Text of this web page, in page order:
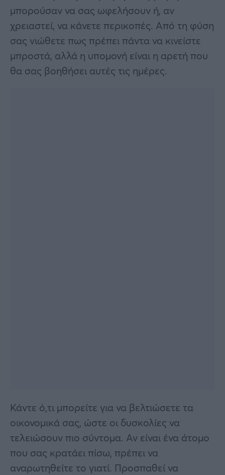
μπορούσαν να σας ωφελήσουν ή, αν
χρειαστεί, να κάνετε περικοπές. Από τη φύση
σας νιώθετε πως πρέπει πάντα να κινείστε
μπροστά, αλλά η υπομονή είναι η αρετή που
θα σας βοηθήσει αυτές τις ημέρες.
Κάντε ό,τι μπορείτε για να βελτιώσετε τα
οικονομικά σας, ώστε οι δυσκολίες να
τελειώσουν πιο σύντομα. Αν είναι ένα άτομο
που σας κρατάει πίσω, πρέπει να
αναρωτηθείτε το γιατί. Προσπαθεί να